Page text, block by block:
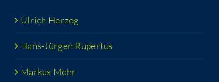
Ulrich Her­zog
Hans-Jür­­gen Rupertus
Mar­kus Mohr